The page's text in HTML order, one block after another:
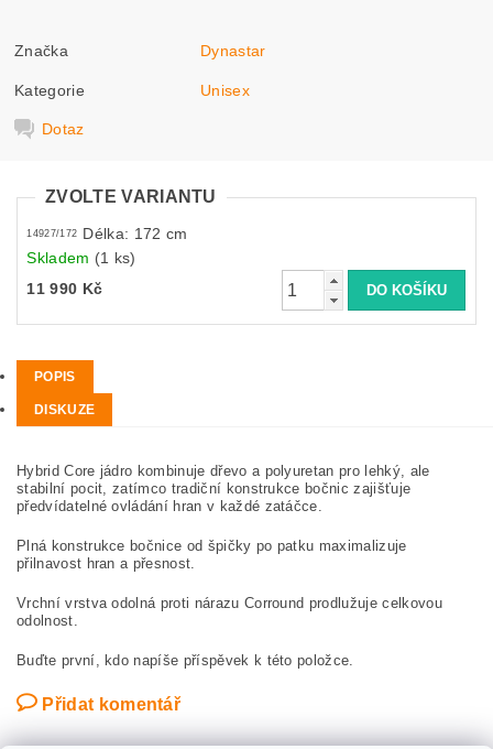
Značka Dynastar
Kategorie Unisex
Dotaz
ZVOLTE VARIANTU
14927/172 Délka: 172 cm
Skladem (1 ks)
11 990 Kč
POPIS
DISKUZE
Hybrid Core jádro kombinuje dřevo a polyuretan pro lehký, ale
stabilní pocit, zatímco tradiční konstrukce bočnic zajišťuje
předvídatelné ovládání hran v každé zatáčce.
Plná konstrukce bočnice od špičky po patku maximalizuje
přilnavost hran a přesnost.
Vrchní vrstva odolná proti nárazu Corround prodlužuje celkovou
odolnost.
Buďte první, kdo napíše příspěvek k této položce.
Přidat komentář